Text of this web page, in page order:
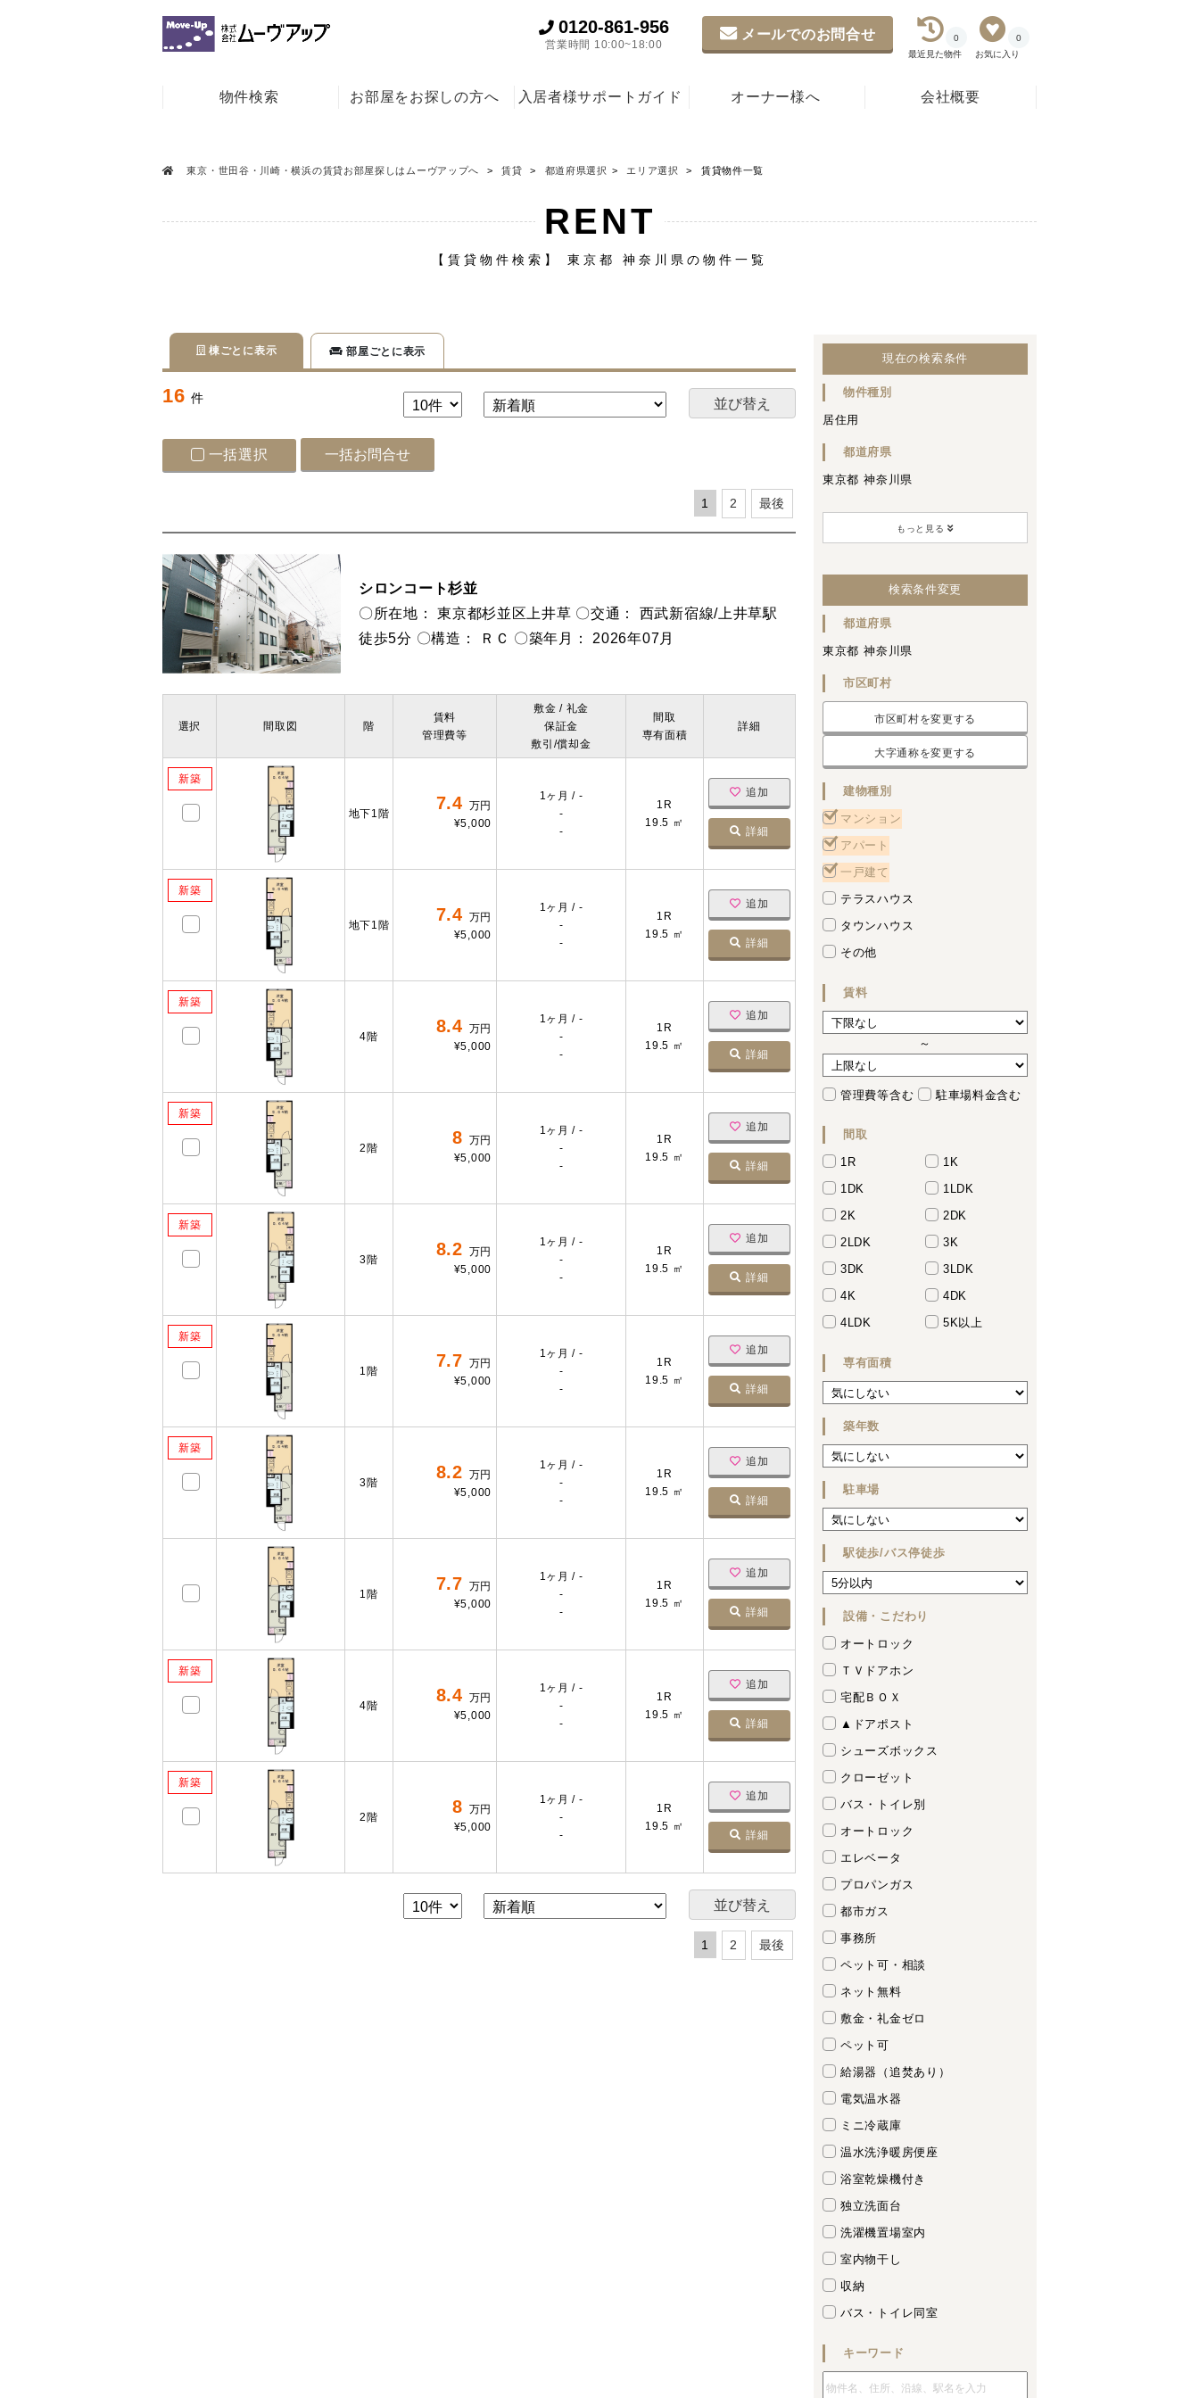
お気に入り
0
最近見た物件
0
メールでのお問合せ
0120-861-956
営業時間 10:00~18:00
物件検索 お部屋をお探しの方へ 入居者様サポートガイド オーナー様へ 会社概要
東京・世田谷・川崎・横浜の賃貸お部屋探しはムーヴアップへ 賃貸 都道府県選択 エリア選択 賃貸物件一覧
RENT
【賃貸物件検索】 東京都 神奈川県の物件一覧
棟ごとに表示 部屋ごとに表示
16件
一括選択
1 2 最後
シロンコート杉並
〇所在地： 東京都杉並区上井草 〇交通： 西武新宿線/上井草駅
徒歩5分 〇構造： ＲＣ 〇築年月： 2026年07月
選択 間取図 階
賃料
管理費等
敷金 / 礼金
保証金
敷引/償却金
間取
専有面積
詳細
新築
地下1階
7.4 万円
¥5,000
1ヶ月 / -
-
-
1R
19.5 ㎡
追加
詳細
新築
地下1階
7.4 万円
¥5,000
1ヶ月 / -
-
-
1R
19.5 ㎡
追加
詳細
新築
4階
8.4 万円
¥5,000
1ヶ月 / -
-
-
1R
19.5 ㎡
追加
詳細
新築
2階
8 万円
¥5,000
1ヶ月 / -
-
-
1R
19.5 ㎡
追加
詳細
新築
3階
8.2 万円
¥5,000
1ヶ月 / -
-
-
1R
19.5 ㎡
追加
詳細
新築
1階
7.7 万円
¥5,000
1ヶ月 / -
-
-
1R
19.5 ㎡
追加
詳細
新築
3階
8.2 万円
¥5,000
1ヶ月 / -
-
-
1R
19.5 ㎡
追加
詳細
1階
7.7 万円
¥5,000
1ヶ月 / -
-
-
1R
19.5 ㎡
追加
詳細
新築
4階
8.4 万円
¥5,000
1ヶ月 / -
-
-
1R
19.5 ㎡
追加
詳細
新築
2階
8 万円
¥5,000
1ヶ月 / -
-
-
1R
19.5 ㎡
追加
詳細
1 2 最後
現在の検索条件
物件種別
居住用
都道府県
東京都 神奈川県
もっと見る
アパート 一戸建て
0.0001万円以上
5分以内
検索条件変更
都道府県
東京都 神奈川県
市区町村
市区町村を変更する
大字通称を変更する
建物種別
マンション
アパート
一戸建て
テラスハウス
タウンハウス
その他
賃料
～
管理費等含む 駐車場料金含む
間取
1R 1K
1DK 1LDK
2K 2DK
2LDK 3K
3DK 3LDK
4K 4DK
4LDK 5K以上
専有面積
築年数
駐車場
駅徒歩/バス停徒歩
設備・こだわり
オートロック
ＴＶドアホン
宅配ＢＯＸ
▲ドアポスト
シューズボックス
クローゼット
バス・トイレ別
オートロック
エレベータ
プロパンガス
都市ガス
事務所
ペット可・相談
ネット無料
敷金・礼金ゼロ
ペット可
給湯器（追焚あり）
電気温水器
ミニ冷蔵庫
温水洗浄暖房便座
浴室乾燥機付き
独立洗面台
洗濯機置場室内
室内物干し
収納
バス・トイレ同室
キーワード